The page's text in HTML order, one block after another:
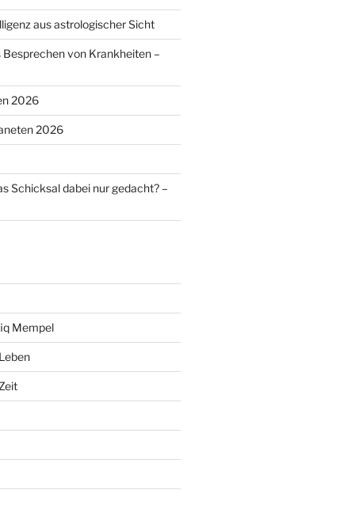
aus astrologischer Sicht
von Krankheiten –
2026
2026
Schicksal dabei nur gedacht? –
Mempel